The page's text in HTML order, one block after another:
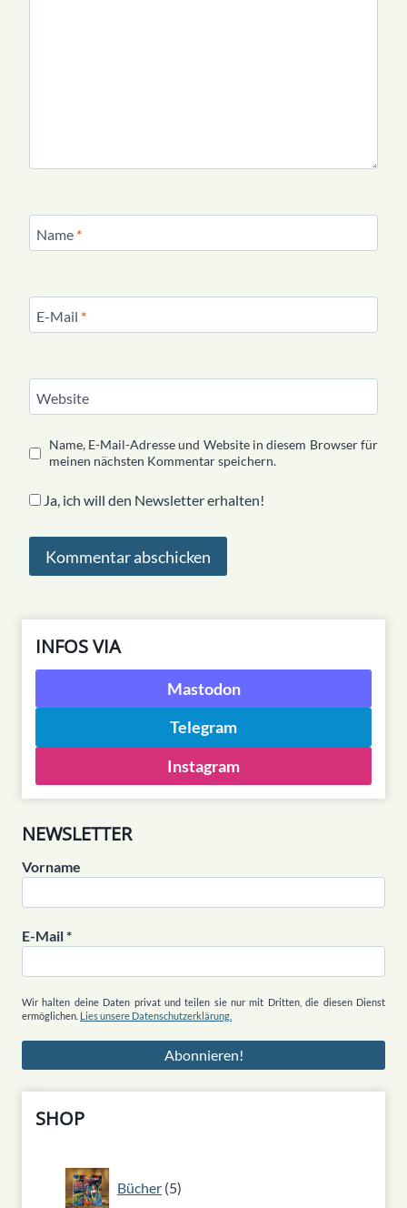
Name *
E-Mail *
Website
Name, E-Mail-Adresse und Website in diesem Browser für
meinen nächsten Kommentar speichern.
Ja, ich will den Newsletter erhalten!
INFOS VIA
Mastodon
Telegram
Instagram
NEWSLETTER
Vorname
E-Mail*
Wir halten deine Daten privat und teilen sie nur mit Dritten, die diesen Dienst
ermöglichen. Lies unsere Datenschutzerklärung.
SHOP
Bücher 5
5
Produkte